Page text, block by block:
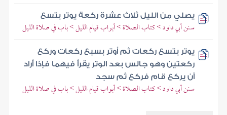
يصلي من الليل ثلاث عشرة ركعة يوتر بتسع
سنن أبي داود > كتاب الصلاة > أبواب قيام الليل > باب في صلاة الليل
يوتر بتسع ركعات ثم أوتر بسبع ركعات وركع
ركعتين وهو جالس بعد الوتر يقرأ فيهما فإذا أراد
أن يركع قام فركع ثم سجد
سنن أبي داود > كتاب الصلاة > أبواب قيام الليل > باب في صلاة الليل